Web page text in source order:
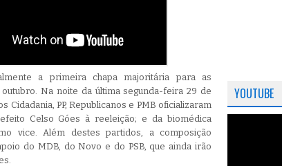
a primeira chapa majoritária para as
Na noite da última segunda-feira 29 de
Cidadania, PP, Republicanos e PMB oficializaram
Celso Góes à reeleição; e da biomédica
vice. Além destes partidos, a composição
do MDB, do Novo e do PSB, que ainda irão
YOUTUBE